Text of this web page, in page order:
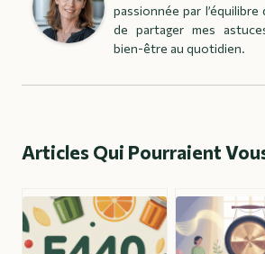
passionnée par
de partager mes
bien-être au quotidien.
Articles Qui Pourraient